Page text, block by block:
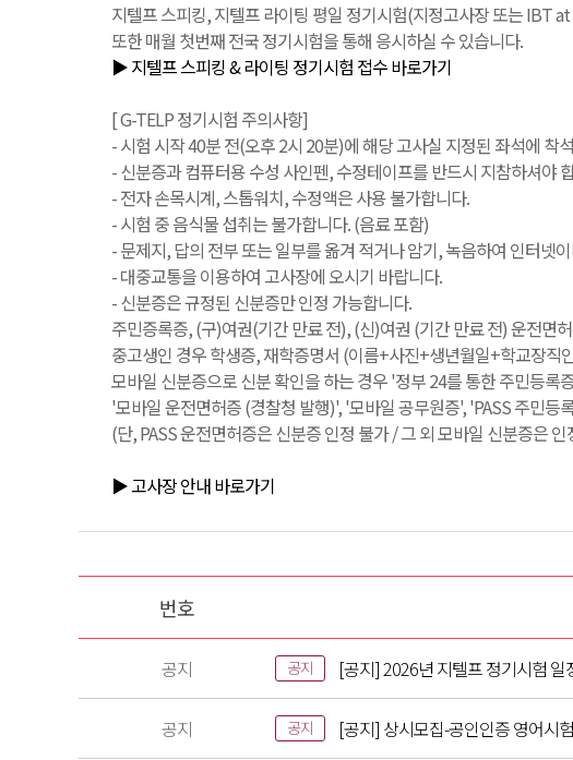
지텔프 스피킹, 지텔프 라이팅 평일 정기시험(지정고사장 또는 IBT
또한 매월 첫번째 전국 정기시험을 통해 응시하실 수 있습니다.
▶ 지텔프 스피킹 & 라이팅 정기시험 접수 바로가기
[ G-TELP 정기시험 주의사항]
- 시험 시작 40분 전(오후 2시 20분)에 해당 고사실 지정된 좌석에 착
- 신분증과 컴퓨터용 수성 사인펜, 수정테이프를 반드시 지참하셔야
- 전자 손목시계, 스톱워치, 수정액은 사용 불가합니다.
- 시험 중 음식물 섭취는 불가합니다. (음료 포함)
- 문제지, 답의 전부 또는 일부를 옮겨 적거나 암기, 녹음하여 인터넷
- 대중교통을 이용하여 고사장에 오시기 바랍니다.
- 신분증은 규정된 신분증만 인정 가능합니다.
주민증록증, (구)여권(기간 만료 전), (신)여권 (기간 만료 전) 운전면
중고생인 경우 학생증, 재학증명서 (이름+사진+생년월일+학교장직
모바일 신분증으로 신분 확인을 하는 경우 '정부 24를 통한 주민등록
'모바일 운전면허증 (경찰청 발행)', '모바일 공무원증', 'PASS 주민등
(단, PASS 운전면허증은 신분증 인정 불가 / 그 외 모바일 신분증은 인
▶ 고사장 안내 바로가기
번호
공지 공지 [공지] 2026년 지텔프 정기시험 일
공지 공지 [공지] 상시모집-공인인증 영어시